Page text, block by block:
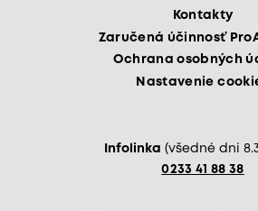
Kontakty
Zaručená účinnosť
Ochrana osobných
Nastavenie
Infolinka (všedné dni
0233 41 88 38